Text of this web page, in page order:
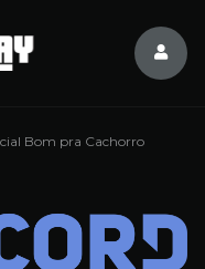
Bom pra Cachorro